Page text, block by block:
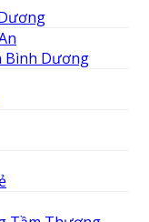
Bình Dương